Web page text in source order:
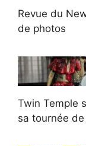
Revue du
de photos
Twin Temple
sa tournée de